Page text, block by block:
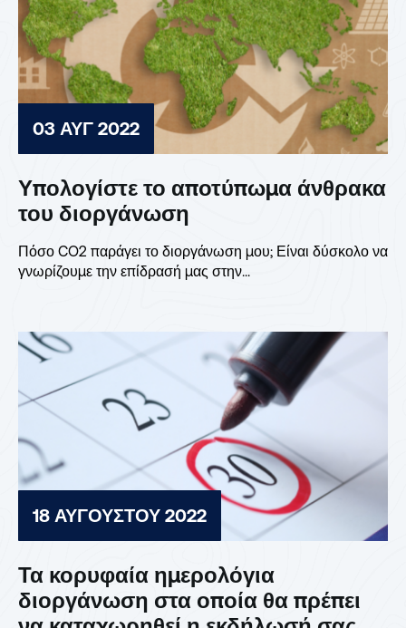
03 ΑΥΓ 2022
Υπολογίστε το αποτύπωμα άνθρακα
του διοργάνωση
Πόσο CO2 παράγει το διοργάνωση μου; Είναι δύσκολο να
γνωρίζουμε την επίδρασή μας στην...
18 ΑΥΓΟΎΣΤΟΥ 2022
Τα κορυφαία ημερολόγια
διοργάνωση στα οποία θα πρέπει